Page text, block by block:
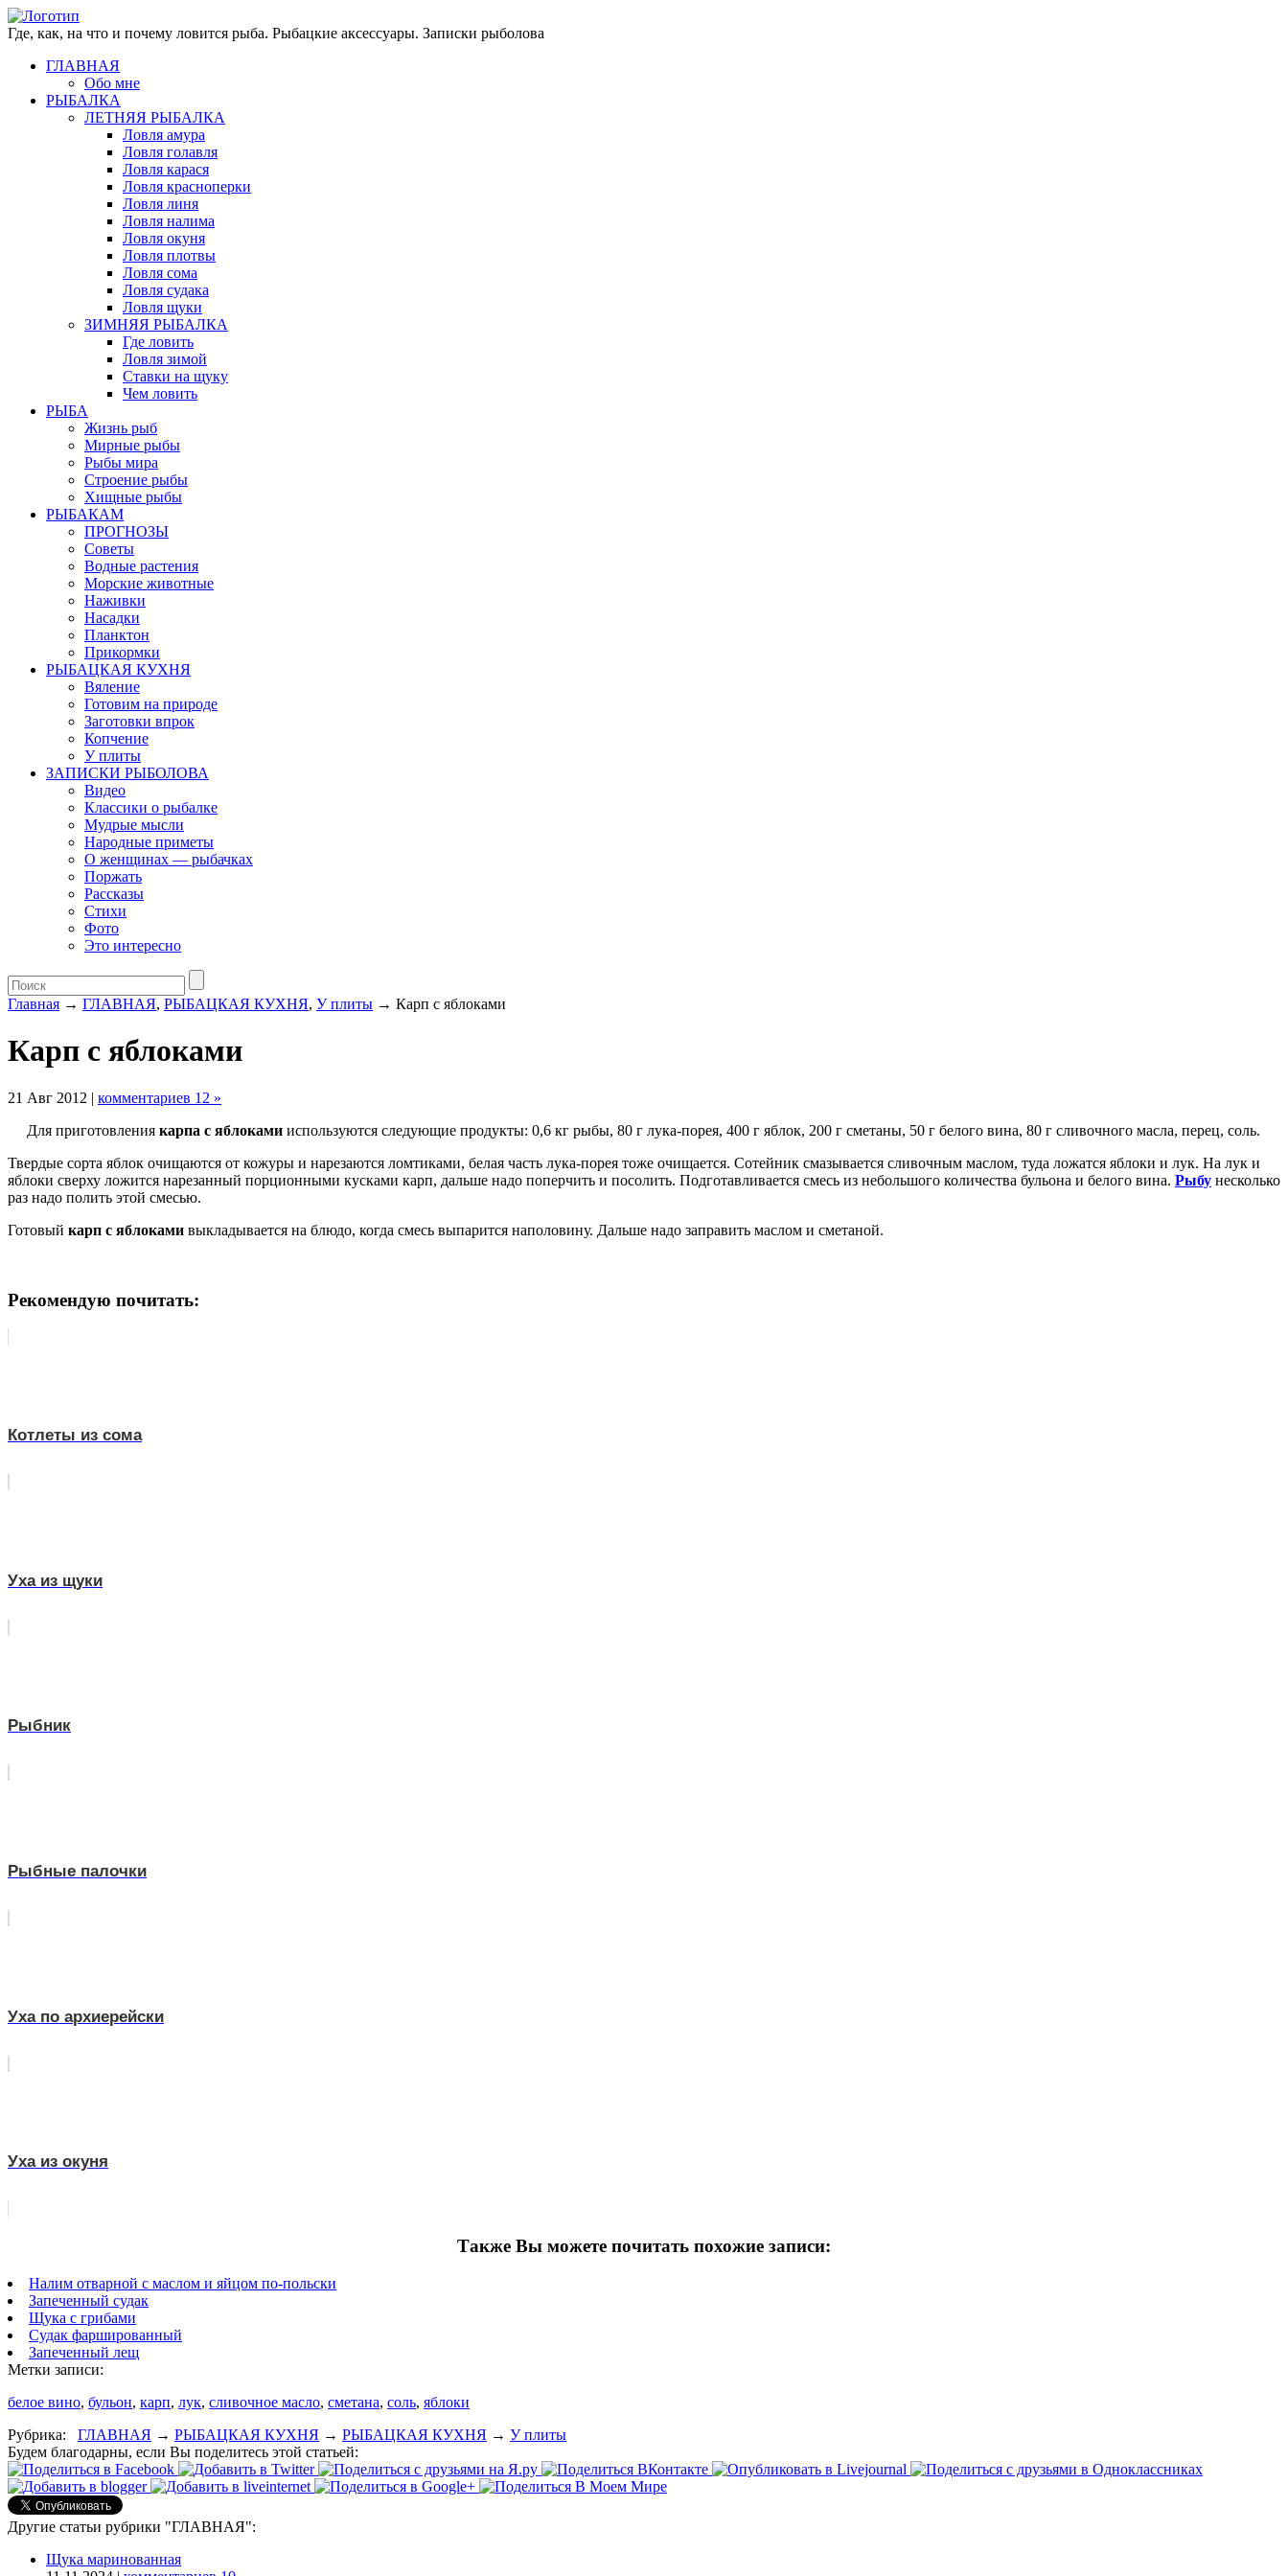
Где, как, на что и почему ловится рыба. Рыбацкие аксессуары. Записки рыболова
ГЛАВНАЯ
Обо мне
РЫБАЛКА
ЛЕТНЯЯ РЫБАЛКА
Ловля амура
Ловля голавля
Ловля карася
Ловля красноперки
Ловля линя
Ловля налима
Ловля окуня
Ловля плотвы
Ловля сома
Ловля судака
Ловля щуки
ЗИМНЯЯ РЫБАЛКА
Где ловить
Ловля зимой
Ставки на щуку
Чем ловить
РЫБА
Жизнь рыб
Мирные рыбы
Рыбы мира
Строение рыбы
Хищные рыбы
РЫБАКАМ
ПРОГНОЗЫ
Советы
Водные растения
Морские животные
Наживки
Насадки
Планктон
Прикормки
РЫБАЦКАЯ КУХНЯ
Вяление
Готовим на природе
Заготовки впрок
Копчение
У плиты
ЗАПИСКИ РЫБОЛОВА
Видео
Классики о рыбалке
Мудрые мысли
Народные приметы
О женщинах — рыбачках
Поржать
Рассказы
Стихи
Фото
Это интересно
Главная → ГЛАВНАЯ, РЫБАЦКАЯ КУХНЯ, У плиты → Карп с яблоками
Карп с яблоками
21 Авг 2012 | комментариев 12 »
Для приготовления карпа с яблоками используются следующие продукты: 0,6 кг рыбы, 80 г лука-порея, 400 г яблок, 200 г сметаны, 50 г белого вина, 80 г сливочного масла, перец, соль.
Твердые сорта яблок очищаются от кожуры и нарезаются ломтиками, белая часть лука-порея тоже очищается. Сотейник смазывается сливочным маслом, туда ложатся яблоки и лук. На лук и
яблоки сверху ложится нарезанный порционными кусками карп, дальше надо поперчить и посолить. Подготавливается смесь из небольшого количества бульона и белого вина. Рыбу несколько
раз надо полить этой смесью.
Готовый карп с яблоками выкладывается на блюдо, когда смесь выпарится наполовину. Дальше надо заправить маслом и сметаной.
Рекомендую почитать:
Котлеты из сома
Уха из щуки
Рыбник
Рыбные палочки
Уха по архиерейски
Уха из окуня
Также Вы можете почитать похожие записи:
Налим отварной с маслом и яйцом по-польски
Запеченный судак
Щука с грибами
Судак фаршированный
Запеченный лещ
Метки записи:
белое вино, бульон, карп, лук, сливочное масло, сметана, соль, яблоки
Рубрика: ГЛАВНАЯ → РЫБАЦКАЯ КУХНЯ → РЫБАЦКАЯ КУХНЯ → У плиты
Будем благодарны, если Вы поделитесь этой статьей:
Другие статьи рубрики "ГЛАВНАЯ":
Щука маринованная